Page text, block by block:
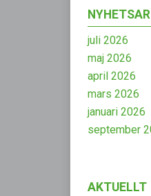
juli 2026
maj 2026
april 2026
mars 2026
januari 2026
september
AKTUELLT